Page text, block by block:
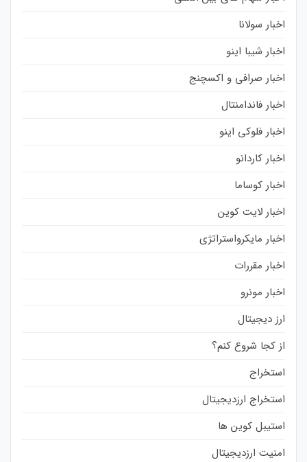
اخبار سولانا
اخبار شیبا اینو
اخبار صرافی و اکسچنج
اخبار فاندامنتال
اخبار فلوکی اینو
اخبار کاردانو
اخبار کوساما
اخبار لایت کوین
اخبار مایکرواستراتژی
اخبار مقررات
اخبار مونرو
ارز دیجیتال
از کجا شروع کنم؟
استخراج
استخراج ارزدیجیتال
استیبل کوین ها
امنیت ارزدیجیتال